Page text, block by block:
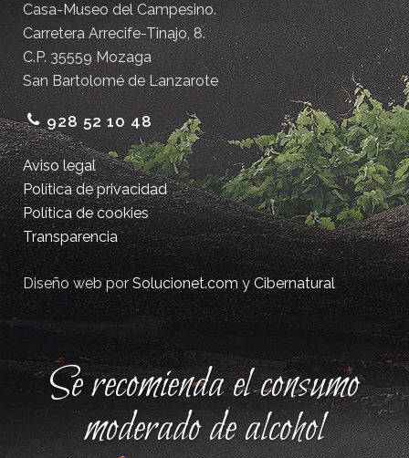
Casa-Museo del Campesino.
Carretera Arrecife-Tinajo, 8.
C.P. 35559 Mozaga
San Bartolomé de Lanzarote
928 52 10 48
Aviso legal
Política de privacidad
Política de cookies
Transparencia
Diseño web porSolucionet.comyCibernatural
Se recomienda el consumo
moderado de alcohol